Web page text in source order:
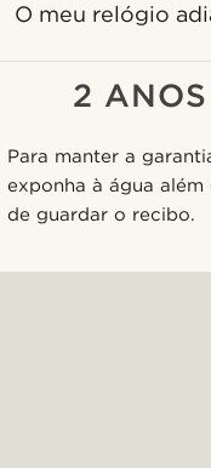
O meu relógio
2
Para manter a
exponha à água
de guardar o recibo.